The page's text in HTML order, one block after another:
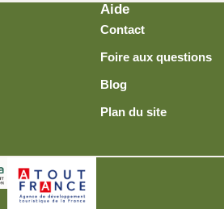
Aide
Contact
Foire aux questions
Blog
Plan du site